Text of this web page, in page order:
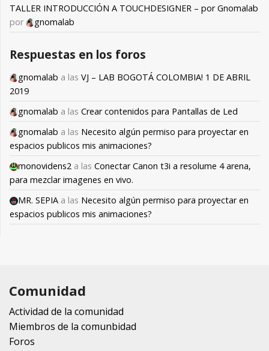
TALLER INTRODUCCIÓN A TOUCHDESIGNER – por Gnomalab
por
gnomalab
Respuestas en los foros
gnomalab a las VJ – LAB BOGOTÁ COLOMBIA! 1 DE ABRIL
2019
gnomalab a las Crear contenidos para Pantallas de Led
gnomalab a las Necesito algún permiso para proyectar en
espacios publicos mis animaciones?
monovidens2 a las Conectar Canon t3i a resolume 4 arena,
para mezclar imagenes en vivo.
MR. SEPIA a las Necesito algún permiso para proyectar en
espacios publicos mis animaciones?
Comunidad
Actividad de la comunidad
Miembros de la comunbidad
Foros